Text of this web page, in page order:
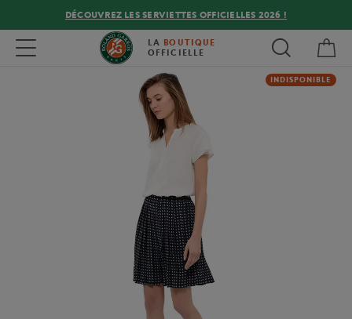
DÉCOUVREZ LES SERVIETTES OFFICIELLES 2026 !
Toggle navigation LA BOUTIQUE
OFFICIELLE
INDISPONIBLE